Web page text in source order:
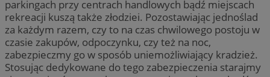
parkingach przy centrach handlowych bądź miejscach
rekreacji kuszą także złodziei. Pozostawiając jednoślad
za każdym razem, czy to na czas chwilowego postoju w
czasie zakupów, odpoczynku, czy też na noc,
zabezpieczmy go w sposób uniemożliwiający kradzież.
Stosując dedykowane do tego zabezpieczenia starajmy